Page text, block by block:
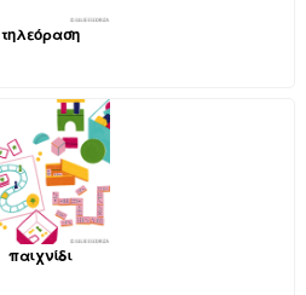
τηλεόραση
παιχνίδι